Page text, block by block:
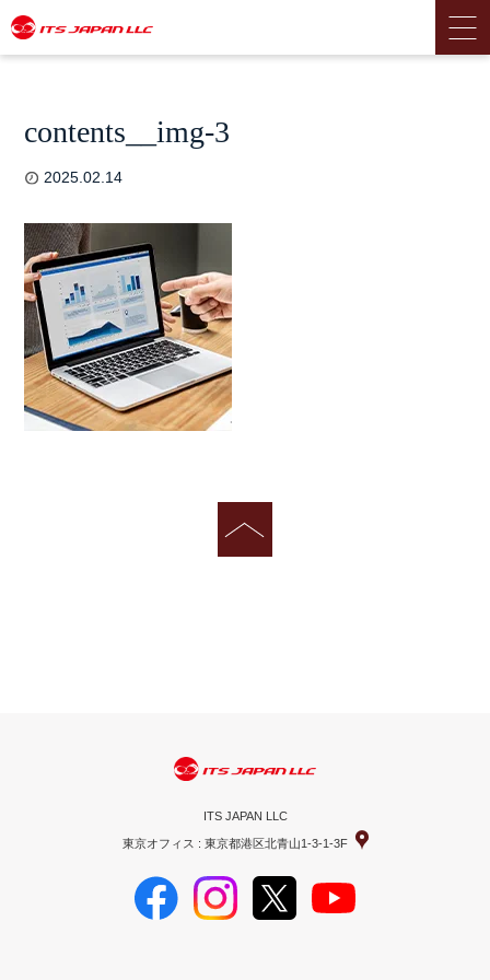
contents__img-3
2025.02.14
ITS JAPAN LLC
東京オフィス : 東京都港区北青山1-3-1-3F